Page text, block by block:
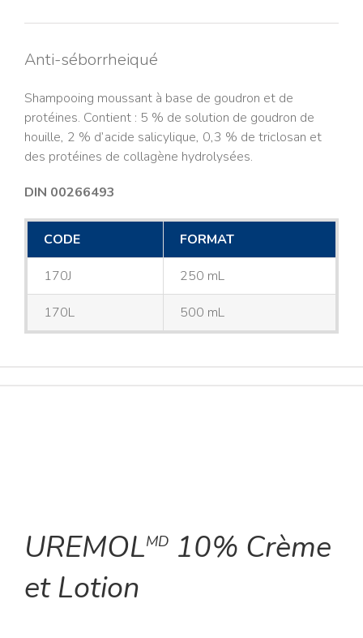
Anti-séborrheiqué
Shampooing moussant à base de goudron et de
protéines. Contient : 5 % de solution de goudron de
houille, 2 % d’acide salicylique, 0,3 % de triclosan et
des protéines de collagène hydrolysées.
DIN 00266493
CODE FORMAT
170J 250 mL
170L 500 mL
UREMOLMD 10% Crème
et Lotion